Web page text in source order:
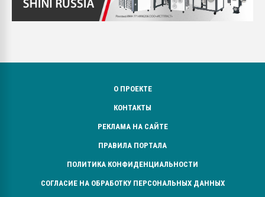
О ПРОЕКТЕ
КОНТАКТЫ
РЕКЛАМА НА САЙТЕ
ПРАВИЛА ПОРТАЛА
ПОЛИТИКА КОНФИДЕНЦИАЛЬНОСТИ
СОГЛАСИЕ НА ОБРАБОТКУ ПЕРСОНАЛЬНЫХ ДАННЫХ